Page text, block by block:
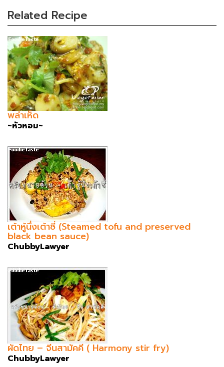
Related Recipe
พล่าเห็ด
~หัวหอม~
เต้าหู้นึ่งเต้าซี่ (Steamed tofu and preserved
black bean sauce)
ChubbyLawyer
ผัดไทย – จีนสามัคคี ( Harmony stir fry)
ChubbyLawyer